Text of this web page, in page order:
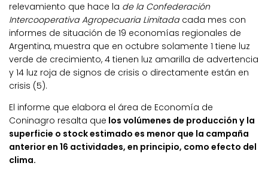
relevamiento que hace la de la Confederación
Intercooperativa Agropecuaria Limitadacada mes con
informes de situación de 19 economías regionales de
Argentina, muestra que en octubre solamente 1 tiene luz
verde de crecimiento, 4 tienen luz amarilla de advertencia
y 14 luz roja de signos de crisis o directamente están en
crisis (5).
El informe que elabora el área de Economía de
Coninagro resalta que los volúmenes de producción y la
superficie o stock estimado es menor que la campaña
anterior en 16 actividades, en principio, como efecto del
clima.